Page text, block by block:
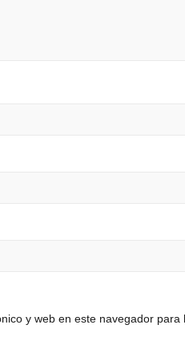
y web en este navegador para